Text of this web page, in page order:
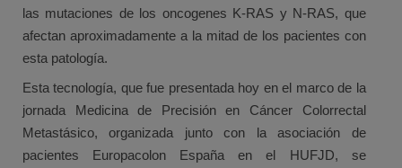
las mutaciones de los oncogenes K-RAS y N-RAS, que
afectan aproximadamente a la mitad de los pacientes con
esta patología.
Esta tecnología, que fue presentada hoy en el marco de la
jornada Medicina de Precisión en Cáncer Colorrectal
Metastásico, organizada junto con la asociación de
pacientes Europacolon España en el HUFJD, se